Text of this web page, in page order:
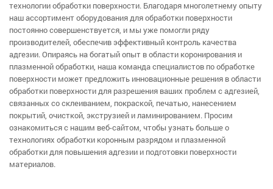
технологии обработки поверхности. Благодаря многолетнему опыту
наш ассортимент оборудования для обработки поверхности
постоянно совершенствуется, и мы уже помогли ряду
производителей, обеспечив эффективный контроль качества
адгезии. Опираясь на богатый опыт в области коронирования и
плазменной обработки, наша команда специалистов по обработке
поверхности может предложить инновационные решения в области
обработки поверхности для разрешения ваших проблем с адгезией,
связанных со склеиванием, покраской, печатью, нанесением
покрытий, очисткой, экструзией и ламинированием. Просим
ознакомиться с нашим веб-сайтом, чтобы узнать больше о
технологиях обработки коронным разрядом и плазменной
обработки для повышения адгезии и подготовки поверхности
материалов.